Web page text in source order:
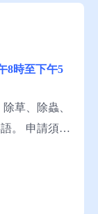
8時至下午5
草、除蟲、
。 申請須
先生聯絡。